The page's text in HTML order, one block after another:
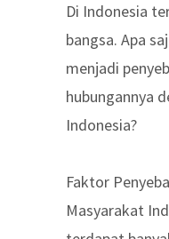
Di Indonesia
bangsa. Apa
menjadi
hubungannya
Indonesia?
Faktor
Masyarakat